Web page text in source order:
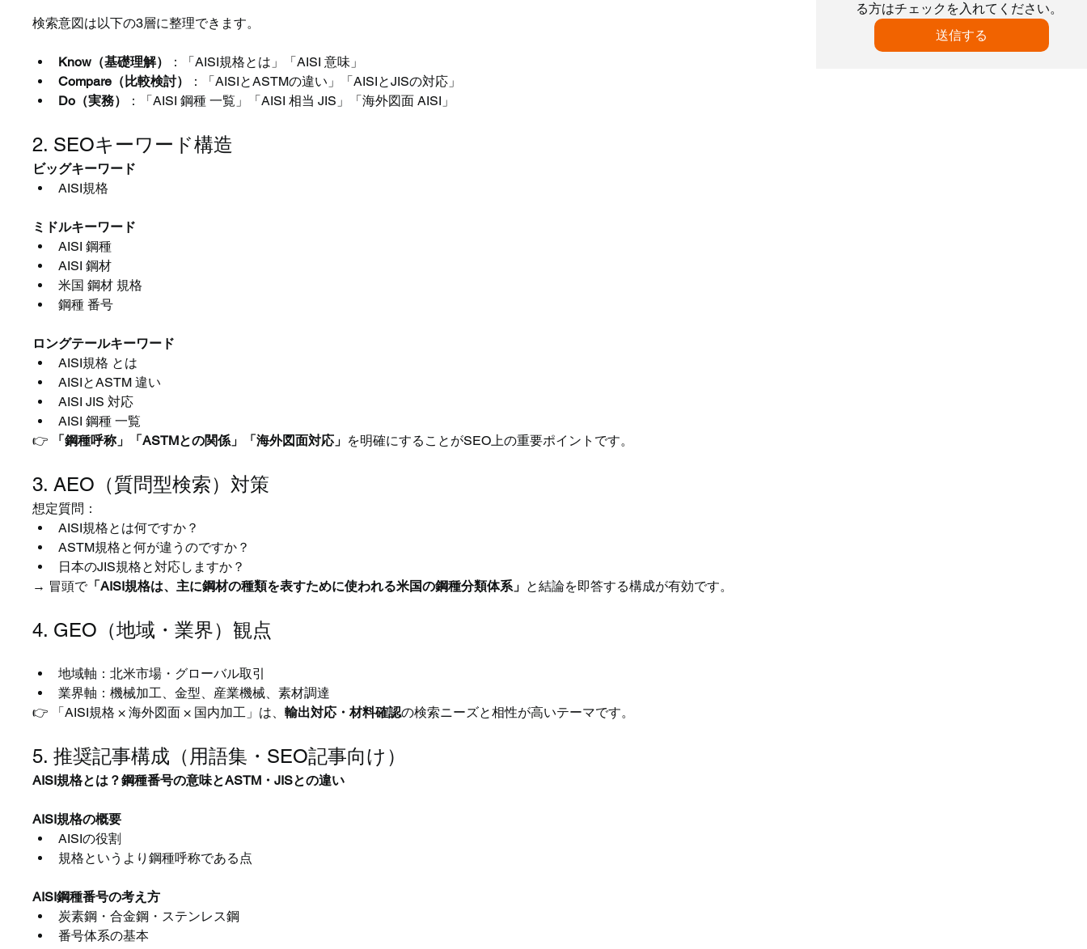
検索意図は以下の3層に整理できます。
Know（基礎理解）
：「AISI規格とは」「AISI 意味」
Compare（比較検討）
：「AISIとASTMの違い」「AISIとJISの対応」
Do（実務）
：「AISI 鋼種 一覧」「AISI 相当 JIS」「海外図面 AISI」
2. SEOキーワード構造
ビッグキーワード
AISI規格
ミドルキーワード
AISI 鋼種
AISI 鋼材
米国 鋼材 規格
鋼種 番号
ロングテールキーワード
AISI規格 とは
AISIとASTM 違い
AISI JIS 対応
AISI 鋼種 一覧
👉
「鋼種呼称」「ASTMとの関係」「海外図面対応」 を明確にすることがSEO上の重要ポイントです。
3. AEO（質問型検索）対策
想定質問：
AISI規格とは何ですか？
ASTM規格と何が違うのですか？
日本のJIS規格と対応しますか？
→ 冒頭で「AISI規格は、主に鋼材の種類を表すために使われる米国の鋼種分類体系」 と結論を即答する構成が有効です。
4. GEO（地域・業界）観点
地域軸：北米市場・グローバル取引
業界軸：機械加工、金型、産業機械、素材調達
👉 「AISI規格 × 海外図面 × 国内加工」は、輸出対応・材料確認の検索ニーズと相性が高いテーマです。
5. 推奨記事構成（用語集・SEO記事向け）
AISI規格とは？鋼種番号の意味とASTM・JISとの違い
AISI規格の概要
AISIの役割
規格というより鋼種呼称である点
AISI鋼種番号の考え方
炭素鋼・合金鋼・ステンレス鋼
番号体系の基本
る方はチェックを入れてください。
送信する